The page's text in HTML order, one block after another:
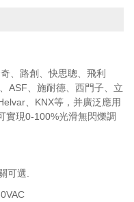
、路創、快思聰、飛利
ASF、施耐德、西門子、立
、KNX等，并廣泛應用
實現0-100%光滑無閃爍調
可選.